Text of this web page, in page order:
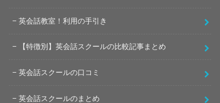
英会話教室！利用の手引き
【特徴別】英会話スクールの比較記事まとめ
英会話スクールの口コミ
英会話スクールのまとめ